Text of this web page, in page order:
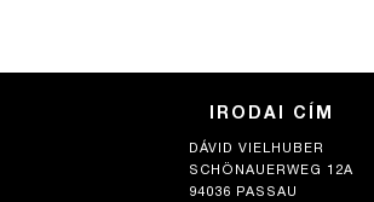
IRODAI CÍM
DÁVID VIELHUBER
SCHÖNAUERWEG 12A
94036 PASSAU